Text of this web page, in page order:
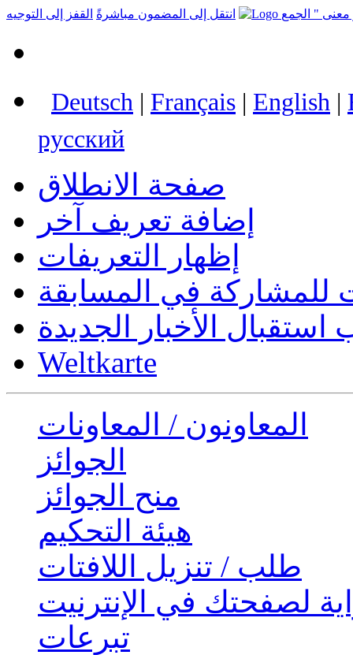
انتقل إلى المضمون مباشرةً القفز إلى التوجيه
Deutsch | Français | English |
русский
صفحة الانطلاق
إضافة تعريف آخر
إظهار التعريفات
للمشاركة في المسابقة
الأخبار الجديدة
Weltkarte
المعاونون / المعاونات
الجوائز
منح الجوائز
هيئة التحكيم
طلب / تنزيل اللافتات
لصفحتك في الإنترنيت
تبرعات